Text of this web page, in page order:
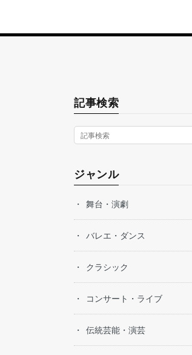
記事検索
ジャンル
舞台・演劇
バレエ・ダンス
クラシック
コンサート・ライブ
伝統芸能・演芸